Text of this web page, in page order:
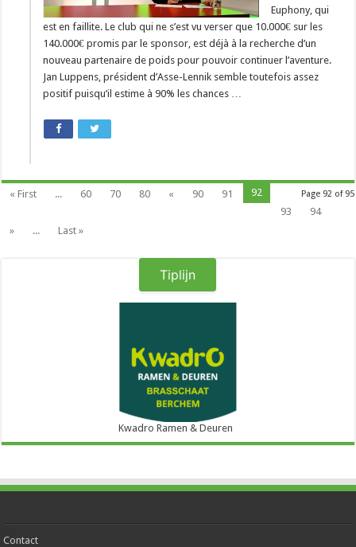
Euphony, qui
est en faillite. Le club qui ne s’est vu verser que 10.000€ sur les
140.000€ promis par le sponsor, est déjà à la recherche d’un
nouveau partenaire de poids pour pouvoir continuer l’aventure.
Jan Luppens, président d’Asse-Lennik semble toutefois assez
positif puisqu’il estime à 90% les chances …
Page 92 of 95
« First ... 60 70 80 « 90 91
92
93
94
»
... Last »
Tiplijn
Kwadro Ramen & Deuren
Contact